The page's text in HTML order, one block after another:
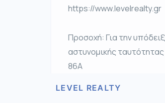
https://www.levelrealty.gr
Προσοχή: Για την
αστυνομικής
86Α
LEVEL REALTY